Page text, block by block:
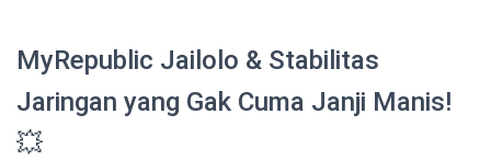
MyRepublic Jailolo & Stabilitas
Jaringan yang Gak Cuma Janji Manis!
💥